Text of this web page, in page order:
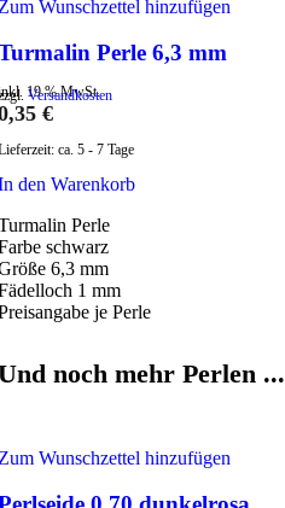
Wunschzettel hinzufügen
Perle 6,3 mm
19 % MwSt.
Versandkosten
€
ca. 5 - 7 Tage
den Warenkorb
Perle
schwarz
6,3 mm
1 mm
je Perle
noch mehr Perlen ...
Wunschzettel hinzufügen